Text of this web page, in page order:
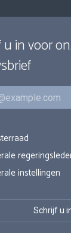
u in voor
instellingen